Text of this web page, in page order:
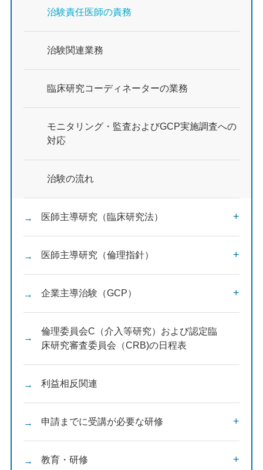
治験責任医師の責務
治験関連業務
臨床研究コーディネーターの業務
モニタリング・監査およびGCP実施調査への
対応
治験の流れ
医師主導研究（臨床研究法）
医師主導研究（倫理指針）
企業主導治験（GCP）
倫理委員会C（介入等研究）および認定臨
床研究審査委員会（CRB)の日程表
利益相反関連
申請までに受講が必要な研修
教育・研修